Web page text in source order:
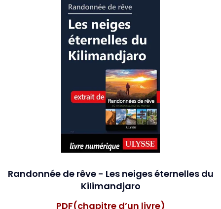
Randonnée de rêve - Les neiges éternelles du
Kilimandjaro
PDF(chapitre d’un livre)